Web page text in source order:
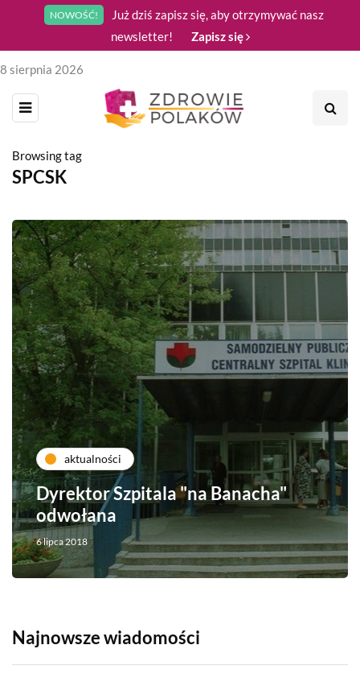
NOWOŚĆ!
Już dziś zapisz się, aby otrzymywać nasz
newsletter!
Zapisz się
8 sierpnia 2026
Browsing tag
SPCSK
aktualności
Dyrektor Szpitala "na Banacha"
odwołana
6 lipca 2018
Najnowsze wiadomości